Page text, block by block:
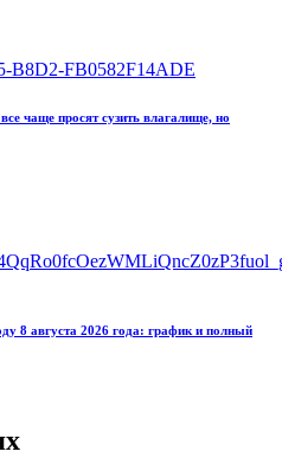
чаще просят сузить влагалище, но
8 августа 2026 года: график и полный